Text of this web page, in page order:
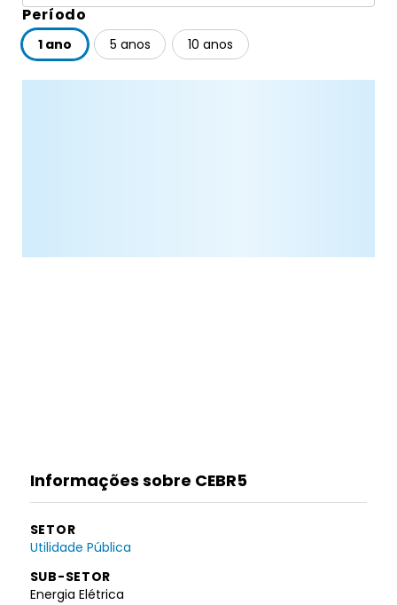
Período
1 ano 5 anos 10 anos
Informações sobre CEBR5
SETOR
Utilidade Pública
SUB-SETOR
Energia Elétrica